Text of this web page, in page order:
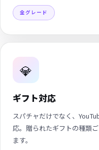
全グレード
💎
ギフト対応
スパチャだけでなく、
応。贈られたギフトの種類
ます。